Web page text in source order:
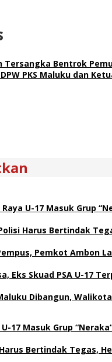
Tersangka Bentrok
PKS Maluku dan
U-17 Masuk Grup
Harus Bertindak
Pemkot Ambon
Eks Skuad PSA U-17
Dibangun,
17 Masuk Grup
Bertindak Tegas,